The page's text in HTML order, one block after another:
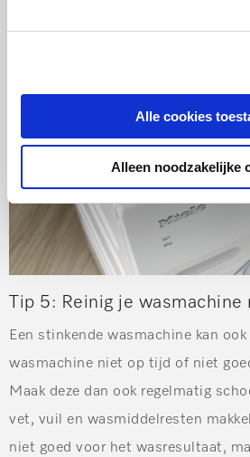
Alle cookies
Alleen noodzakelijke
met een kort programma. Zo
wasmachine beter
Tip 5: Reinig je wasmachine
Een stinkende wasmachine kan
wasmachine niet op tijd of niet
Maak deze dan ook regelmatig
vet, vuil en wasmiddelresten
niet goed voor het wasresultaat,